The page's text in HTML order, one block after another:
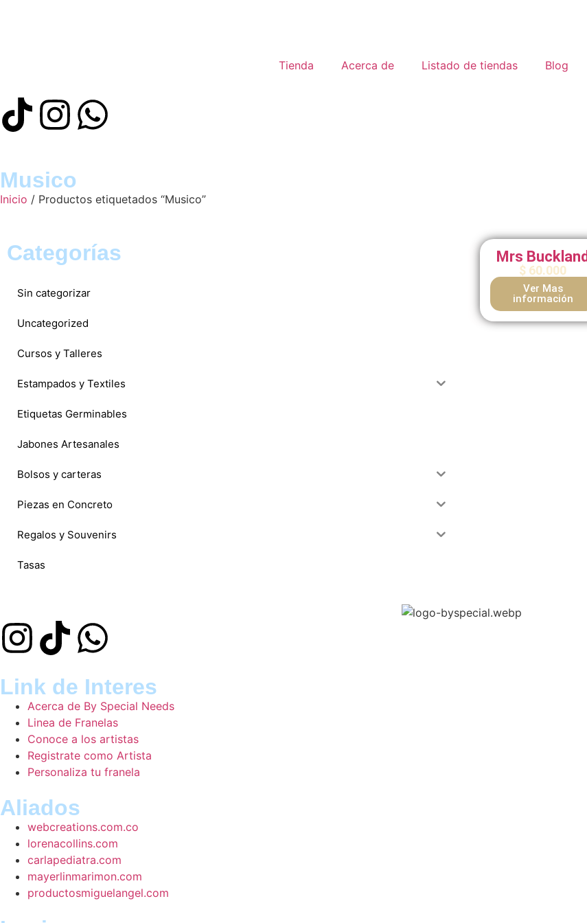
Tienda Acerca de Listado de tiendas Blog
Musico
Inicio / Productos etiquetados “Musico”
Categorías
Sin categorizar
Uncategorized
Cursos y Talleres
Estampados y Textiles
Etiquetas Germinables
Jabones Artesanales
Bolsos y carteras
Piezas en Concreto
Regalos y Souvenirs
Tasas
Mrs Buckland
$ 60.000
Ver Mas
información
Link de Interes
Acerca de By Special Needs
Linea de Franelas
Conoce a los artistas
Registrate como Artista
Personaliza tu franela
Aliados
webcreations.com.co
lorenacollins.com
carlapediatra.com
mayerlinmarimon.com
productosmiguelangel.com